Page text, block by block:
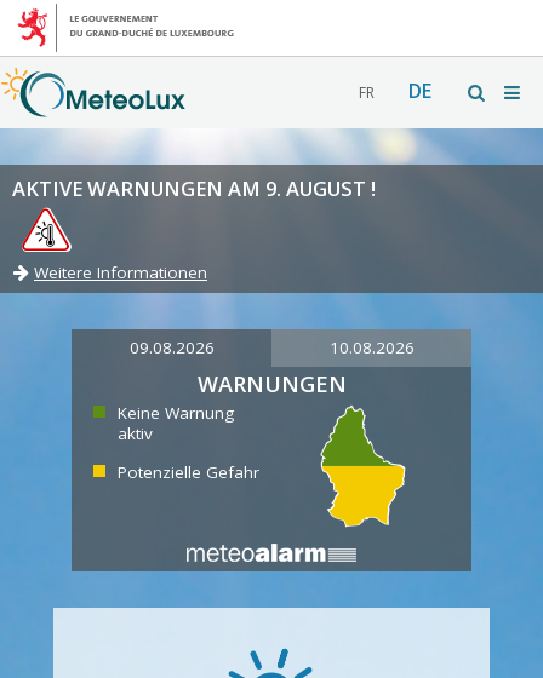
FR DE
AKTIVE WARNUNGEN AM 9. AUGUST !
Weitere Informationen
09.08.2026 10.08.2026
WARNUNGEN
Keine Warnung
aktiv
Potenzielle Gefahr